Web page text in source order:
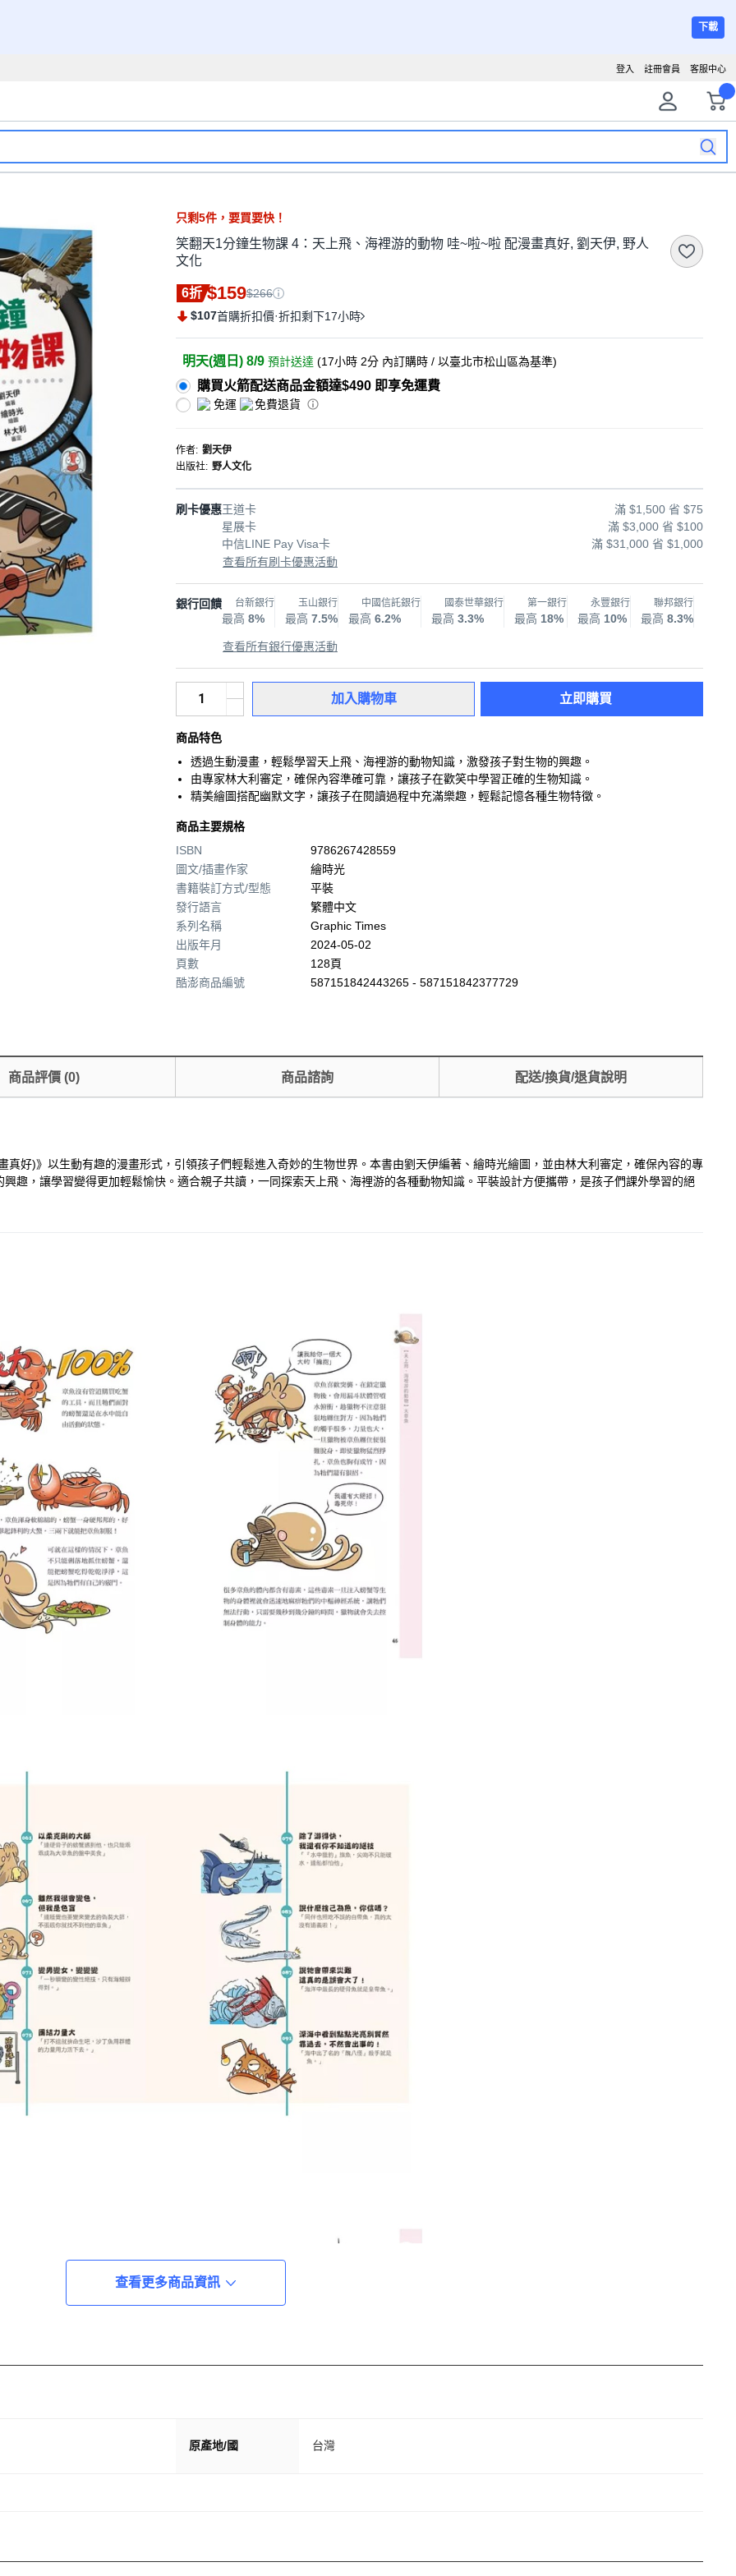
下載
客服中心
註冊會員
登入
只剩5件， 要買要快！
笑翻天1分鐘生物課 4：天上飛、海裡游的動物 哇~啦~啦 配漫畫真好, 劉天伊, 野人
文化
6折 $159$266
$107首購折扣價·折扣剩下17小時
明天(週日) 8/9 預計送達 (17小時 2分 內訂購時 / 以臺北市松山區為基準)
購買火箭配送商品金額達$490 即享免運費
免運 免費退貨
作者: 劉天伊
出版社: 野人文化
刷卡優惠王道卡
滿 $1,500 省 $75
星展卡
滿 $3,000 省 $100
中信LINE Pay Visa卡
滿 $31,000 省 $1,000
查看所有刷卡優惠活動
銀行回饋 台新銀行
最高 8%
玉山銀行
最高 7.5%
中國信託銀行
最高 6.2%
國泰世華銀行
最高 3.3%
第一銀行
最高 18%
永豐銀行
最高 10%
聯邦銀行
最高 8.3%
查看所有銀行優惠活動
加入購物車 立即購買
商品特色
透過生動漫畫，輕鬆學習天上飛、海裡游的動物知識，激發孩子對生物的興趣。
由專家林大利審定，確保內容準確可靠，讓孩子在歡笑中學習正確的生物知識。
精美繪圖搭配幽默文字，讓孩子在閱讀過程中充滿樂趣，輕鬆記憶各種生物特徵。
商品主要規格
ISBN
9786267428559
圖文/插畫作家
繪時光
書籍裝訂方式/型態
平裝
發行語言
繁體中文
系列名稱
Graphic Times
出版年月
2024-05-02
頁數
128頁
酷澎商品編號
587151842443265 - 587151842377729
商品評價(0) 商品諮詢 配送/換貨/退貨說明
好)》以生動有趣的漫畫形式，引領孩子們輕鬆進入奇妙的生物世界。本書由劉天伊編著、繪時光繪圖，並由林大利審定，確保內容的專
趣，讓學習變得更加輕鬆愉快。適合親子共讀，一同探索天上飛、海裡游的各種動物知識。平裝設計方便攜帶，是孩子們課外學習的絕
查看更多商品資訊
原產地/國 台灣